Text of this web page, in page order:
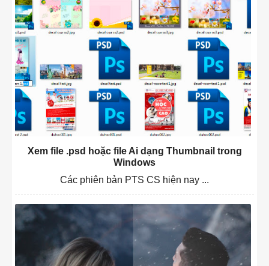
Xem file .psd hoặc file Ai dạng Thumbnail trong
Windows
Các phiên bản PTS CS hiện nay ...